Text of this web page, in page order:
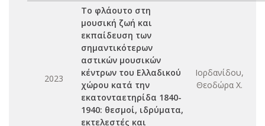
2023
Το φλάουτο στη
μουσική ζωή και
εκπαίδευση των
σημαντικότερων
αστικών μουσικών
κέντρων του Ελλαδικού
χώρου κατά την
εκατονταετηρίδα 1840-
1940: θεσμοί, ιδρύματα,
εκτελεστές και
Ιορδανίδου,
Θεοδώρα Χ.